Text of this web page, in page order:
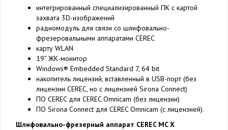
интегрированный специализированный ПК с картой
захвата 3D-изображений
радиомодуль для связи со шлифовально-
фрезеровальными аппаратами CEREC
карту WLAN
19” ЖК-монитор
Windows® Embedded Standard 7, 64 bit
накопитель лицензий, вставленный в USB-порт (без
лицензии CEREC, но с лицензией Sirona Connect)
ПО CEREC для CEREC Omnicam (без лицензии)
ПО Sirona Connect для CEREC Omnicam (c лицензией).
Шлифовально-фрезерный аппарат CEREC MC X